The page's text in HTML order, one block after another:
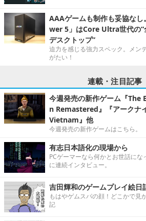
AAAゲームも制作も妥協な
wer 5」はCore Ultra世代の“
デスクトップ”
迫力を感じる強力スペック。メン
がたい！
連載・注目記事
今週発売の新作ゲーム『
n Remastered』『アークナ
Vietnam』他
今週発売の新作ゲームはこちら。
有志日本語化の現場から
PCゲーマーなら何かとお世話に
に連続インタビュー。
吉田輝和のゲームプレイ絵日
もはやゲムスパの顔！どこかで見
記